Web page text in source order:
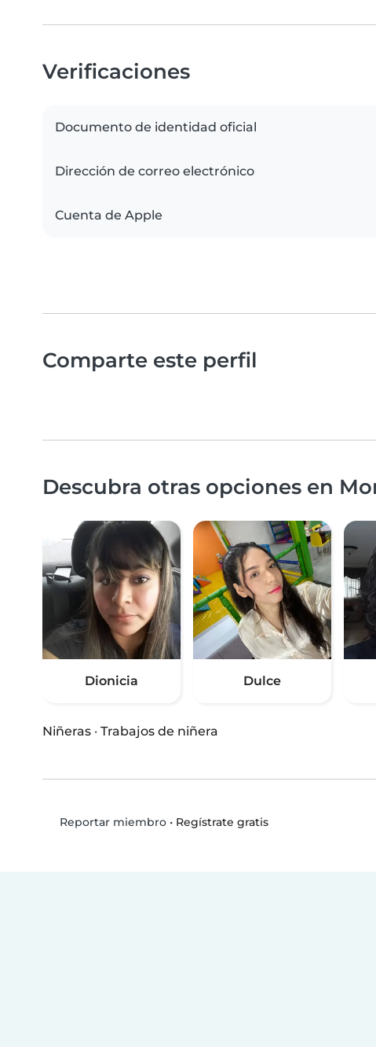
Verificaciones
Documento de identidad oficial
Dirección de correo electrónico
Cuenta de Apple
Comparte este perfil
Descubra otras opciones en
Dionicia Dulce
Niñeras · Trabajos de niñera
Reportar miembro• Regístrate gratis